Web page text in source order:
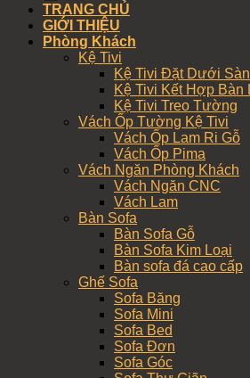
TRANG CHỦ
GIỚI THIỆU
Phòng Khách
Kệ Tivi
Kệ Tivi Đặt Dưới Sàn
Kệ Tivi Kết Hợp Bàn
Kệ Tivi Treo Tường
Vách Ốp Tường Kệ Tivi
Vách Ốp Lam Ri Gỗ
Vách Ốp Pima
Vách Ngăn Phòng Khách
Vách Ngăn CNC
Vách Lam
Bàn Sofa
Bàn Sofa Gỗ
Bàn Sofa Kim Loại
Bàn sofa đá cao cấp
Ghế Sofa
Sofa Băng
Sofa Mini
Sofa Bed
Sofa Đơn
Sofa Góc